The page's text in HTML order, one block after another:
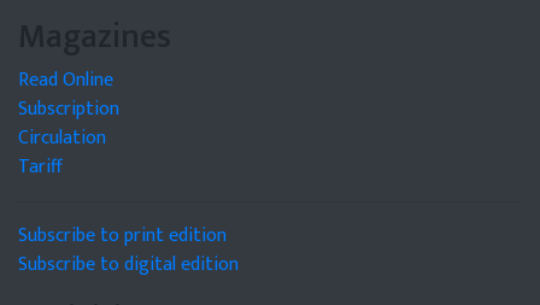
Magazines
Read Online
Subscription
Circulation
Tariff
Subscribe to print edition
Subscribe to digital edition